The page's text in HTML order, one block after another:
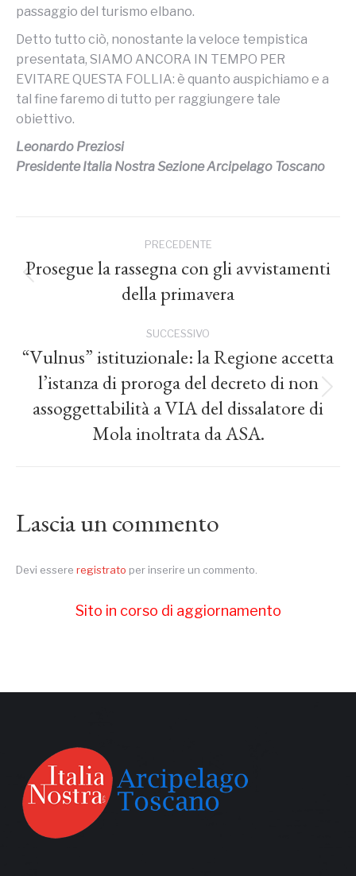
passaggio del turismo elbano.
Detto tutto ciò, nonostante la veloce tempistica
presentata, SIAMO ANCORA IN TEMPO PER
EVITARE QUESTA FOLLIA: è quanto auspichiamo e a
tal fine faremo di tutto per raggiungere tale
obiettivo.
Leonardo Preziosi
Presidente Italia Nostra Sezione Arcipelago Toscano
tra
post
PRECEDENTE
precedente:
Prosegue la rassegna con gli avvistamenti
della primavera
SUCCESSIVO
post:
“Vulnus” istituzionale: la Regione accetta
l’istanza di proroga del decreto di non
assoggettabilità a VIA del dissalatore di
Mola inoltrata da ASA.
Lascia un commento
Devi essere registrato per inserire un commento.
Sito in corso di aggiornamento